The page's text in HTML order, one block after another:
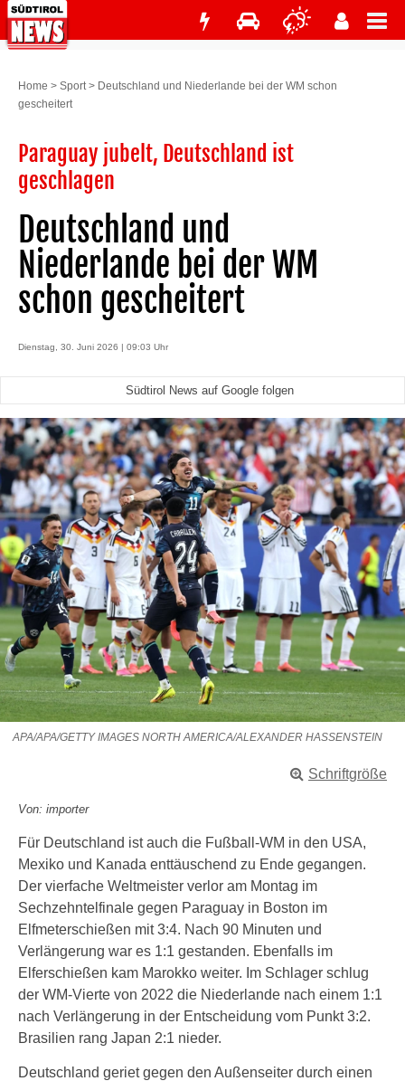
Home > Sport> Deutschland und Niederlande bei der WM schon
gescheitert
Paraguay jubelt, Deutschland ist
geschlagen
Deutschland und
Niederlande bei der WM
schon gescheitert
Dienstag, 30. Juni 2026 | 09:03 Uhr
Südtirol News auf Google folgen
APA/APA/GETTY IMAGES NORTH AMERICA/ALEXANDER HASSENSTEIN
Schriftgröße
Von: importer
Für Deutschland ist auch die Fußball-WM in den USA,
Mexiko und Kanada enttäuschend zu Ende gegangen.
Der vierfache Weltmeister verlor am Montag im
Sechzehntelfinale gegen Paraguay in Boston im
Elfmeterschießen mit 3:4. Nach 90 Minuten und
Verlängerung war es 1:1 gestanden. Ebenfalls im
Elferschießen kam Marokko weiter. Im Schlager schlug
der WM-Vierte von 2022 die Niederlande nach einem 1:1
nach Verlängerung in der Entscheidung vom Punkt 3:2.
Brasilien rang Japan 2:1 nieder.
Deutschland geriet gegen den Außenseiter durch einen